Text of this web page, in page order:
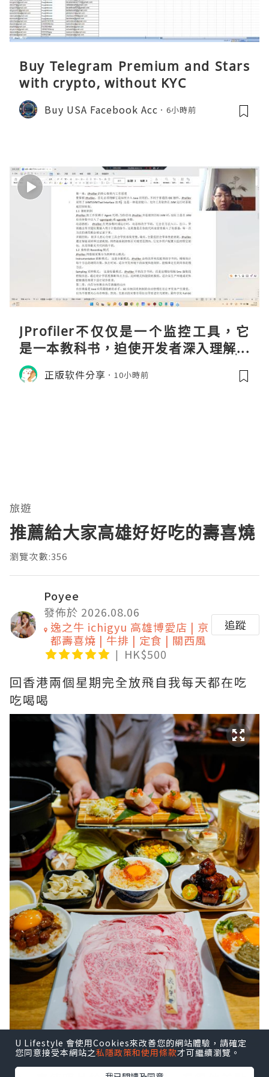
Buy Telegram Premium and Stars
with crypto, without KYC
Buy USA Facebook Acc 6小時前
JProfiler不仅仅是一个监控工具，它
是一本教科书，迫使开发者深入理解JV
M的内存模型、垃圾回收机制和并发原
理。通过直观的可视化数据，它将抽象
正版软件分享 10小時前
旅遊
推薦給大家高雄好好吃的壽喜燒
瀏覽次數:356
Poyee
發佈於 2026.08.06
逸之牛 ichigyu 高雄博愛店 | 京
都壽喜燒 | 牛排 | 定食 | 關西風
HK$500
追蹤
回香港兩個星期完全放飛自我每天都在吃
吃喝喝
U Lifestyle 會使用Cookies來改善您的網站體驗，請確定
您同意接受本網站之私隱政策和使用條款才可繼續瀏覽。